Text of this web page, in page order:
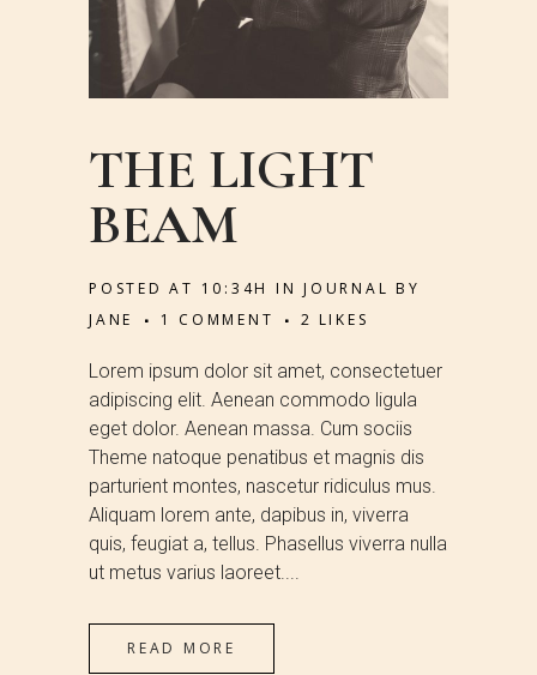
THE LIGHT
BEAM
POSTED AT 10:34H INJOURNAL BY
JANE
1 COMMENT 2 LIKES
Lorem ipsum dolor sit amet, consectetuer
adipiscing elit. Aenean commodo ligula
eget dolor. Aenean massa. Cum sociis
Theme natoque penatibus et magnis dis
parturient montes, nascetur ridiculus mus.
Aliquam lorem ante, dapibus in, viverra
quis, feugiat a, tellus. Phasellus viverra nulla
ut metus varius laoreet....
READ MORE